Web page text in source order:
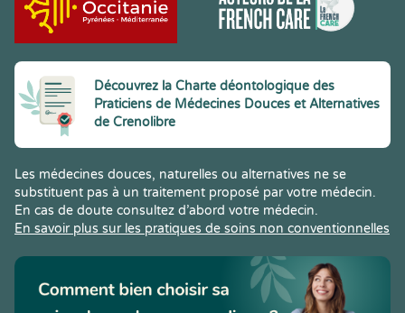
Découvrez la Charte déontologique des
Praticiens de Médecines Douces et Alternatives
de Crenolibre
Les médecines douces, naturelles ou alternatives ne se
substituent pas à un traitement proposé par votre médecin.
En cas de doute consultez d’abord votre médecin.
En savoir plus sur les pratiques de soins non conventionnelles